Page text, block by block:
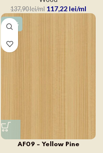
137,90lei 117,22 lei
-15%
AF09 – Yellow Pine